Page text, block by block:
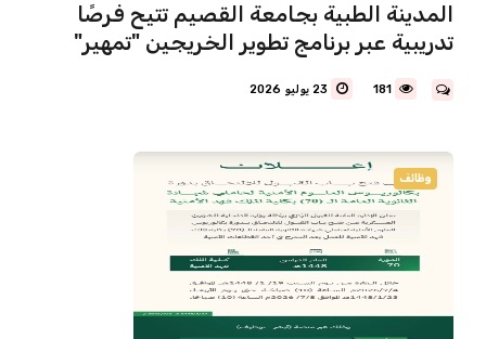
المدينة الطبية بجامعة القصيم تتيح فرصًا
تدريبية عبر برنامج تطوير الخريجين "تمهير"
181 23 يوليو 2026
وظائف